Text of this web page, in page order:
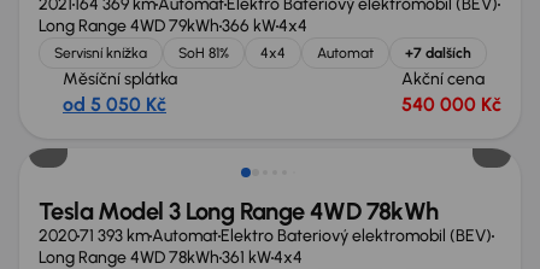
Long Range 4WD 79kWh366 kW4x4
Servisní knížka SoH 81% 4x4 Automat +7 dalších
Měsíční splátka
od 5 050 Kč
Akční cena
540 000 Kč
Tesla Model 3 Long Range 4WD 78kWh
202071 393 kmAutomatElektro Bateriový elektromobil (BEV)
Long Range 4WD 78kWh361 kW4x4